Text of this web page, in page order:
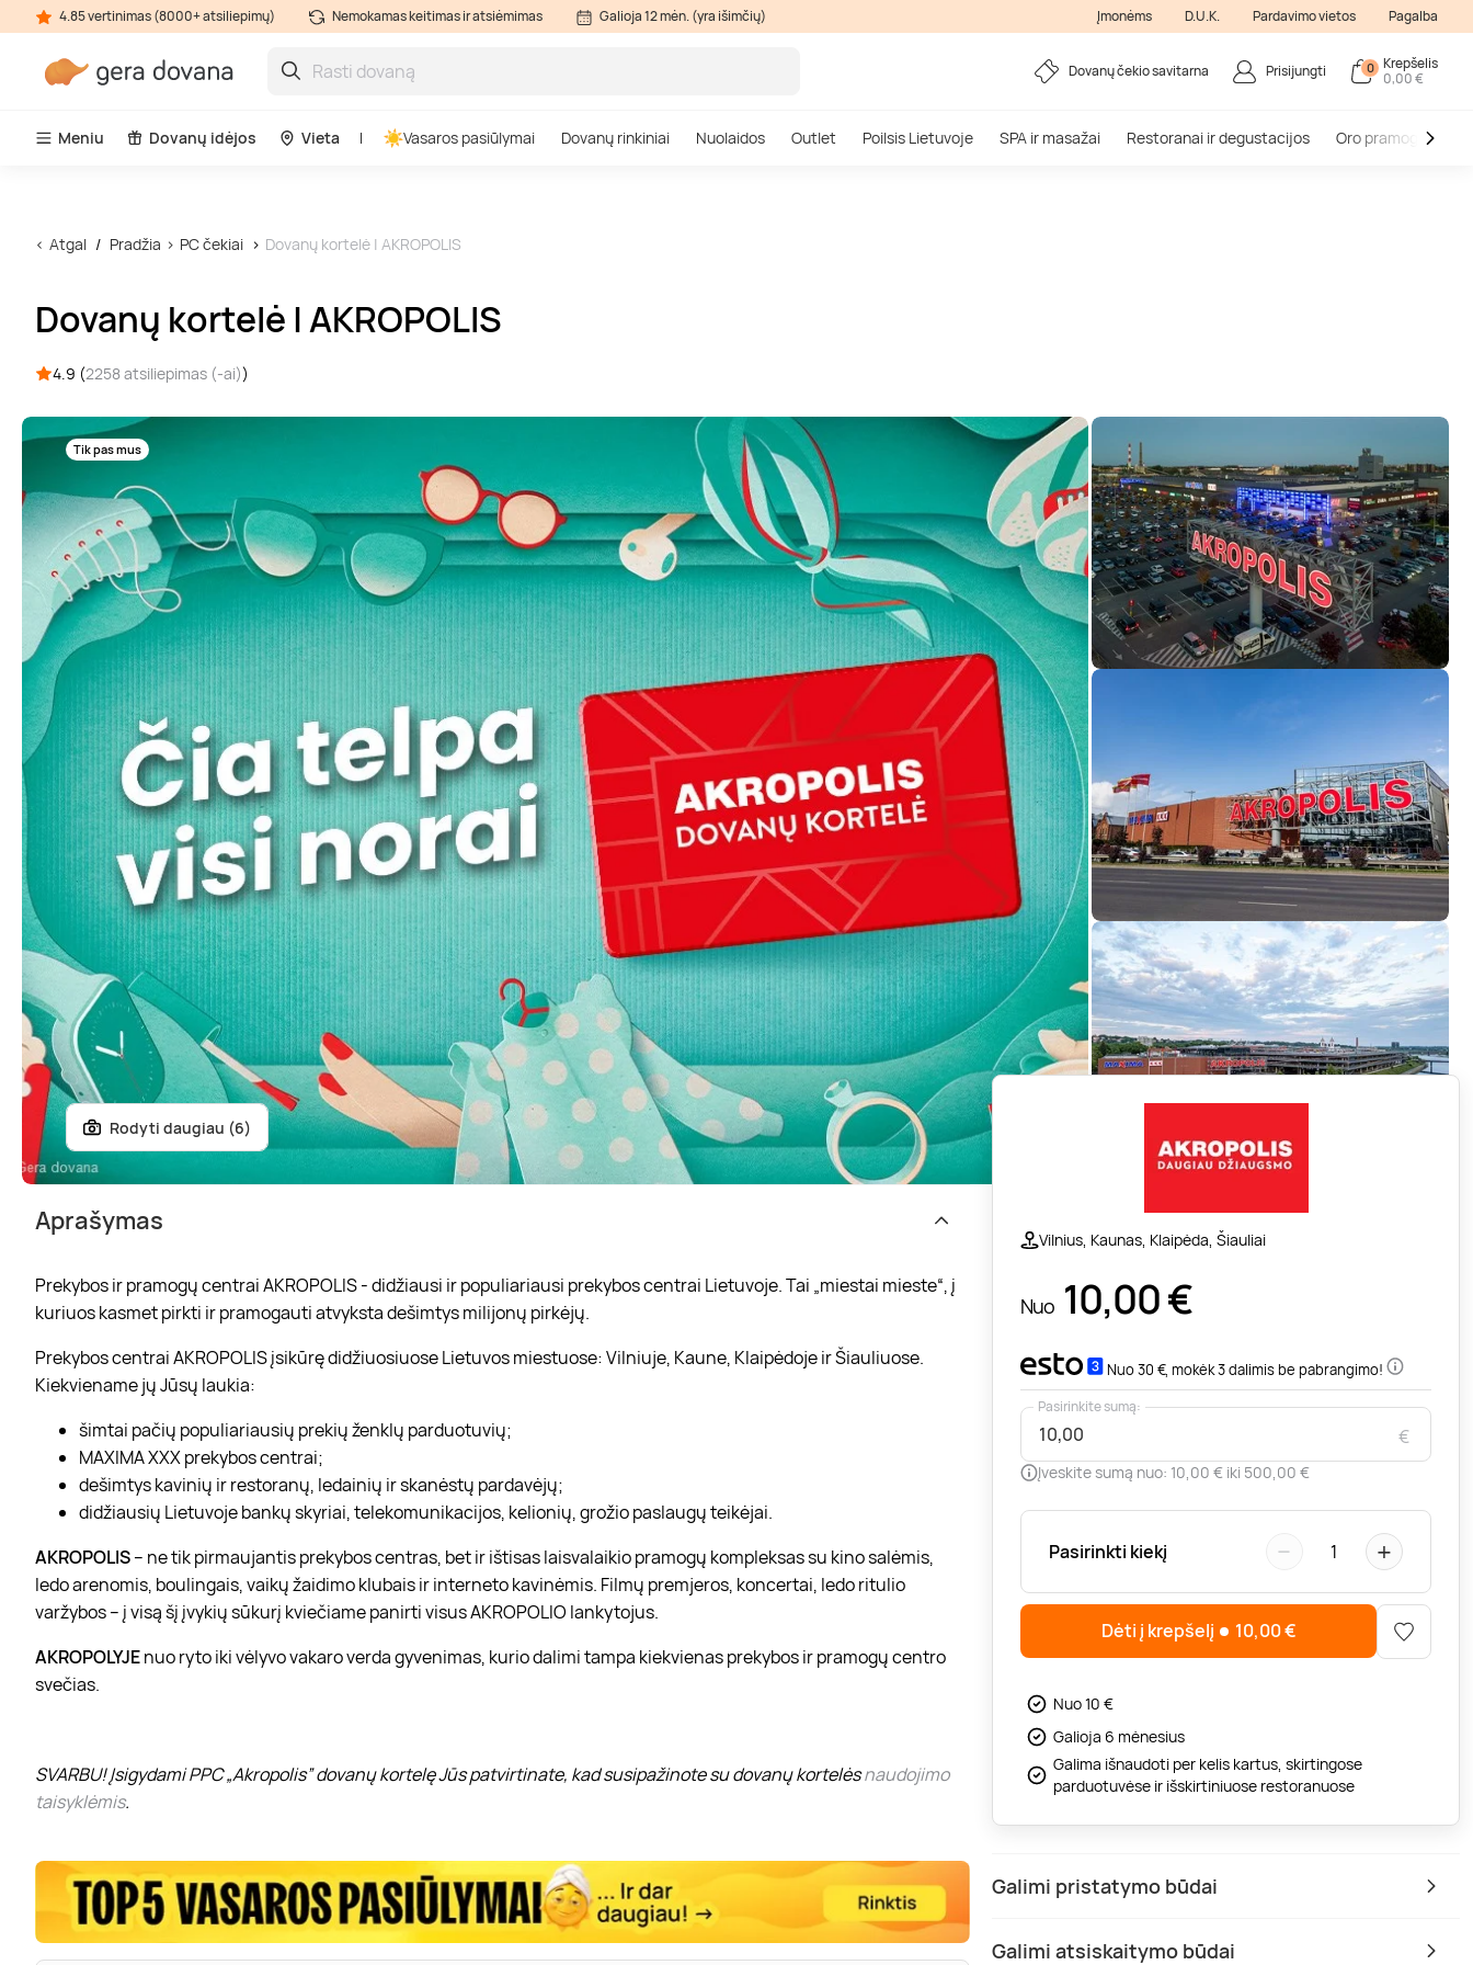
4.85 vertinimas (8000+ atsiliepimų) Nemokamas keitimas ir atsiėmimas Galioja 12 mėn. (yra išimčių) Įmonėms D.U.K. Pardavimo vietos Pagalba
Dovanų čekio savitarna Prisijungti 0 Krepšelis
0,00 €
Meniu Dovanų idėjos Vieta Vasaros pasiūlymai Dovanų rinkiniai Nuolaidos Outlet Poilsis Lietuvoje SPA ir masažai Restoranai ir degustacijos Oro pramogos
Atgal Pradžia PC čekiai Dovanų kortelė | AKROPOLIS
Dovanų kortelė | AKROPOLIS
4.9 (2258 atsiliepimas (-ai))
Tik pas mus
Rodyti daugiau (6)
Vilnius, Kaunas, Klaipėda, Šiauliai
Nuo 10,00€
Nuo 30 €, mokėk 3 dalimis be pabrangimo!
€
Pasirinkite sumą:
Įveskite sumą nuo: 10,00 € iki 500,00 €
Pasirinkti kiekį − 1 +
Dėti į krepšelį 10,00€
Nuo 10 €
Galioja 6 mėnesius
Galima išnaudoti per kelis kartus, skirtingose
parduotuvėse ir išskirtiniuose restoranuose
Galimi pristatymo būdai
Galimi atsiskaitymo būdai
Aprašymas
Prekybos ir pramogų centrai AKROPOLIS - didžiausi ir populiariausi prekybos centrai Lietuvoje. Tai „miestai mieste“, į
kuriuos kasmet pirkti ir pramogauti atvyksta dešimtys milijonų pirkėjų.
Prekybos centrai AKROPOLIS įsikūrę didžiuosiuose Lietuvos miestuose: Vilniuje, Kaune, Klaipėdoje ir Šiauliuose.
Kiekviename jų Jūsų laukia:
šimtai pačių populiariausių prekių ženklų parduotuvių;
MAXIMA XXX prekybos centrai;
dešimtys kavinių ir restoranų, ledainių ir skanėstų pardavėjų;
didžiausių Lietuvoje bankų skyriai, telekomunikacijos, kelionių, grožio paslaugų teikėjai.
AKROPOLIS– ne tik pirmaujantis prekybos centras, bet ir ištisas laisvalaikio pramogų kompleksas su kino salėmis,
ledo arenomis, boulingais, vaikų žaidimo klubais ir interneto kavinėmis. Filmų premjeros, koncertai, ledo ritulio
varžybos – į visą šį įvykių sūkurį kviečiame panirti visus AKROPOLIO lankytojus.
AKROPOLYJEnuo ryto iki vėlyvo vakaro verda gyvenimas, kurio dalimi tampa kiekvienas prekybos ir pramogų centro
svečias.
SVARBU! Įsigydami PPC „Akropolis” dovanų kortelę Jūs patvirtinate, kad susipažinote su dovanų kortelėsnaudojimo
taisyklėmis.